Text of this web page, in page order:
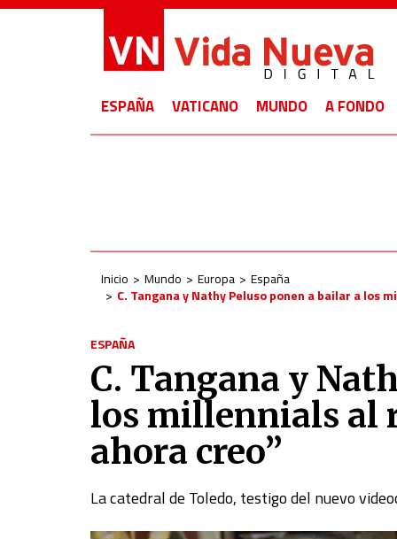
ESPAÑA VATICANO MUNDO A FONDO
Inicio Mundo Europa
España
C. Tangana y Nathy Peluso ponen a bailar a los
ESPAÑA
C. Tangana y
los millennials al
ahora creo”
La catedral de Toledo, testigo del nuevo